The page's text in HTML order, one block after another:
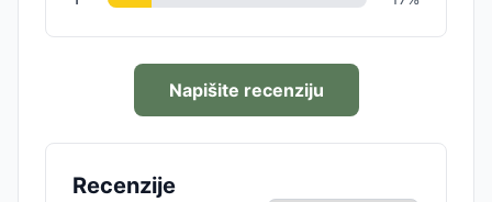
Napišite recenziju
Recenzije